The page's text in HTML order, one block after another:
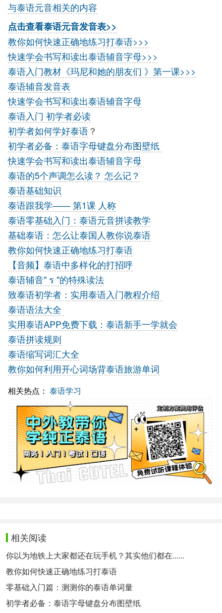
与泰语元音相关的内容
点击查看泰语元音发音表>>
教你如何快速正确地练习打泰语>>>
快速学会书写和读出泰语辅音字母>>>
泰语入门教材《玛尼和她的朋友们 》第一课>>>
泰语辅音发音表
快速学会书写和读出泰语辅音字母
泰语入门 初学者必读
初学者如何学好泰语？
初学者必备：泰语字母键盘分布图壁纸
快速学会书写和读出泰语辅音字母
泰语的5个声调怎么读？ 怎么记？
泰语基础知识
泰语跟我学—— 第1课 人称
泰语零基础入门：泰语元音拼读教学
基础泰语：怎么让泰国人教你说泰语
教你如何快速正确地练习打泰语
【音频】泰语中多样化的打招呼
泰语辅音" ร "的特殊读法
致泰语初学者：实用泰语入门教程介绍
泰语语法大全
实用泰语APP免费下载：泰语新手一学就会
泰语拼读规则
泰语缩写词汇大全
教你如何利用开心词场背泰语旅游单词
相关热点： 泰语学习
相关阅读
你以为地铁上大家都还在玩手机？其实他们都在......
教你如何快速正确地练习打泰语
零基础入门篇：测测你的泰语单词量
初学者必备：泰语字母键盘分布图壁纸